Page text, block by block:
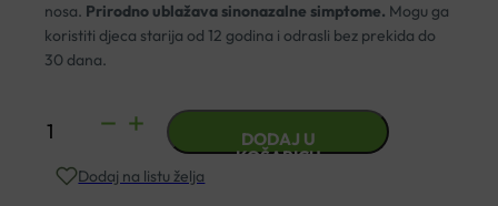
nosa. Prirodno ublažava sinonazalne simptome. Mogu ga
koristiti djeca starija od 12 godina i odrasli bez prekida do
30 dana.
SINOMARIN
ALGAE
DODAJ U
KOŠARICU
Dodaj na listu želja